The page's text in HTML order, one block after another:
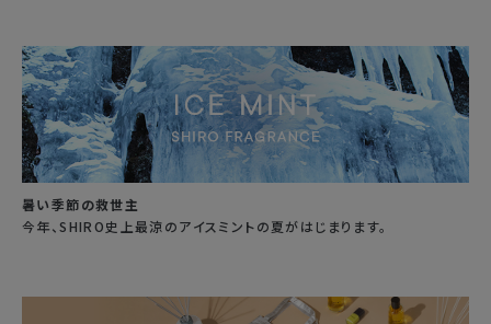
暑い季節の救世主
今年、SHIRO史上最涼のアイスミントの夏がはじまります。